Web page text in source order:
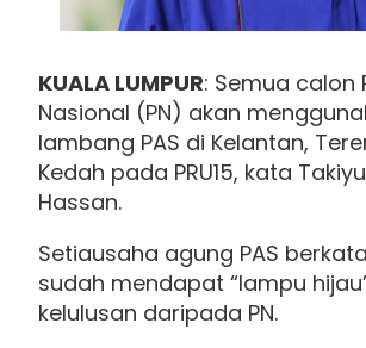
KUALA LUMPUR: Semua calon
Nasional (PN) akan
lambang PAS di Kelantan,
Kedah pada PRU15, kata
Hassan.
Setiausaha agung PAS
sudah mendapat “lampu
kelulusan daripada PN.